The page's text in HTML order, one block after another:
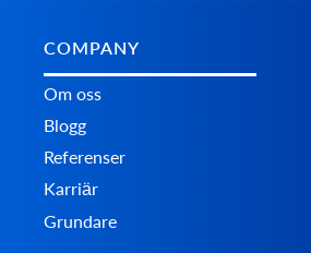
COMPANY
Om oss
Blogg
Referenser
Karriär
Grundare